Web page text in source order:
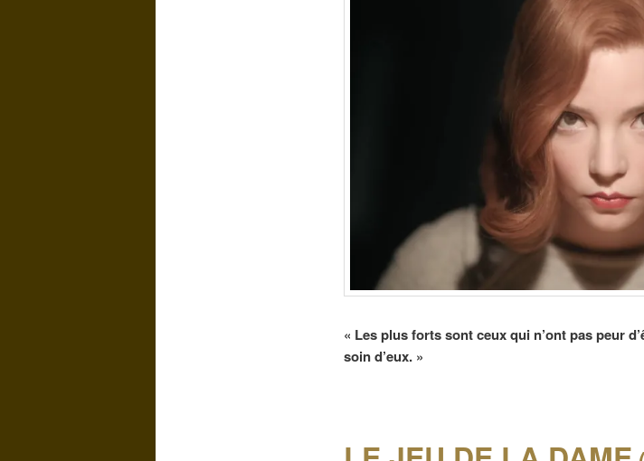
« Les plus forts sont ceux qui n’ont pas peur
soin d’eux. »